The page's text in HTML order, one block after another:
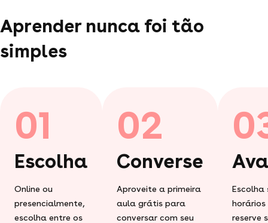
Aprender nunca foi tão
simples
01
Escolha
Online ou
presencialmente,
escolha entre os
02
Converse
Aproveite a primeira
aula grátis para
conversar com seu
Escolha
horários
reserve